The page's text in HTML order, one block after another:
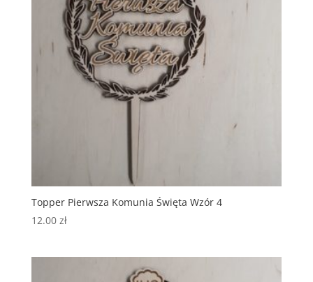
Topper Pierwsza Komunia Święta Wzór 4
12.00 zł